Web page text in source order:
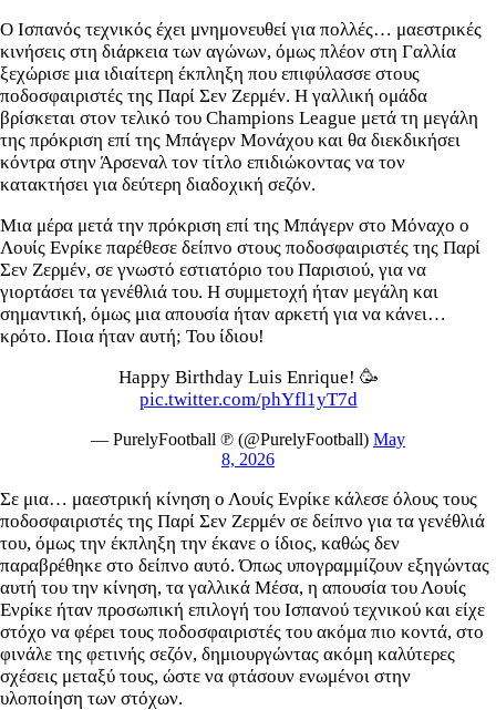
Ο Ισπανός τεχνικός έχει μνημονευθεί για πολλές… μαεστρικές
κινήσεις στη διάρκεια των αγώνων, όμως πλέον στη Γαλλία
ξεχώρισε μια ιδιαίτερη έκπληξη που επιφύλασσε στους
ποδοσφαιριστές της Παρί Σεν Ζερμέν. Η γαλλική ομάδα
βρίσκεται στον τελικό του Champions League μετά τη μεγάλη
της πρόκριση επί της Μπάγερν Μονάχου και θα διεκδικήσει
κόντρα στην Άρσεναλ τον τίτλο επιδιώκοντας να τον
κατακτήσει για δεύτερη διαδοχική σεζόν.
Μια μέρα μετά την πρόκριση επί της Μπάγερν στο Μόναχο ο
Λουίς Ενρίκε παρέθεσε δείπνο στους ποδοσφαιριστές της Παρί
Σεν Ζερμέν, σε γνωστό εστιατόριο του Παρισιού, για να
γιορτάσει τα γενέθλιά του. Η συμμετοχή ήταν μεγάλη και
σημαντική, όμως μια απουσία ήταν αρκετή για να κάνει…
κρότο. Ποια ήταν αυτή; Του ίδιου!
Happy Birthday Luis Enrique! 🥳
pic.twitter.com/phYfl1yT7d
— PurelyFootball ℗ (@PurelyFootball) May
8, 2026
Σε μια… μαεστρική κίνηση ο Λουίς Ενρίκε κάλεσε όλους τους
ποδοσφαιριστές της Παρί Σεν Ζερμέν σε δείπνο για τα γενέθλιά
του, όμως την έκπληξη την έκανε ο ίδιος, καθώς δεν
παραβρέθηκε στο δείπνο αυτό. Όπως υπογραμμίζουν εξηγώντας
αυτή του την κίνηση, τα γαλλικά Μέσα, η απουσία του Λουίς
Ενρίκε ήταν προσωπική επιλογή του Ισπανού τεχνικού και είχε
στόχο να φέρει τους ποδοσφαιριστές του ακόμα πιο κοντά, στο
φινάλε της φετινής σεζόν, δημιουργώντας ακόμη καλύτερες
σχέσεις μεταξύ τους, ώστε να φτάσουν ενωμένοι στην
υλοποίηση των στόχων.